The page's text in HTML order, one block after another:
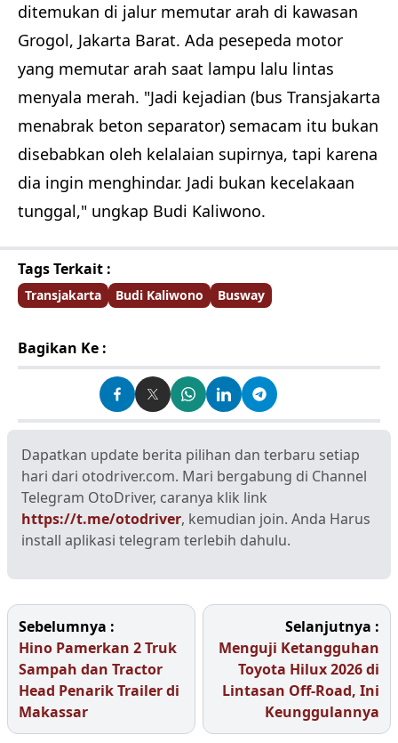
ditemukan di jalur memutar arah di kawasan
Grogol, Jakarta Barat. Ada pesepeda motor
yang memutar arah saat lampu lalu lintas
menyala merah. "Jadi kejadian (bus Transjakarta
menabrak beton separator) semacam itu bukan
disebabkan oleh kelalaian supirnya, tapi karena
dia ingin menghindar. Jadi bukan kecelakaan
tunggal," ungkap Budi Kaliwono.
Tags Terkait :
Transjakarta Budi Kaliwono Busway
Bagikan Ke :
Dapatkan update berita pilihan dan terbaru setiap
hari dari otodriver.com. Mari bergabung di Channel
Telegram OtoDriver, caranya klik link
https://t.me/otodriver, kemudian join. Anda Harus
install aplikasi telegram terlebih dahulu.
Sebelumnya :
Hino Pamerkan 2 Truk
Sampah dan Tractor
Head Penarik Trailer di
Makassar
Selanjutnya :
Menguji Ketangguhan
Toyota Hilux 2026 di
Lintasan Off-Road, Ini
Keunggulannya